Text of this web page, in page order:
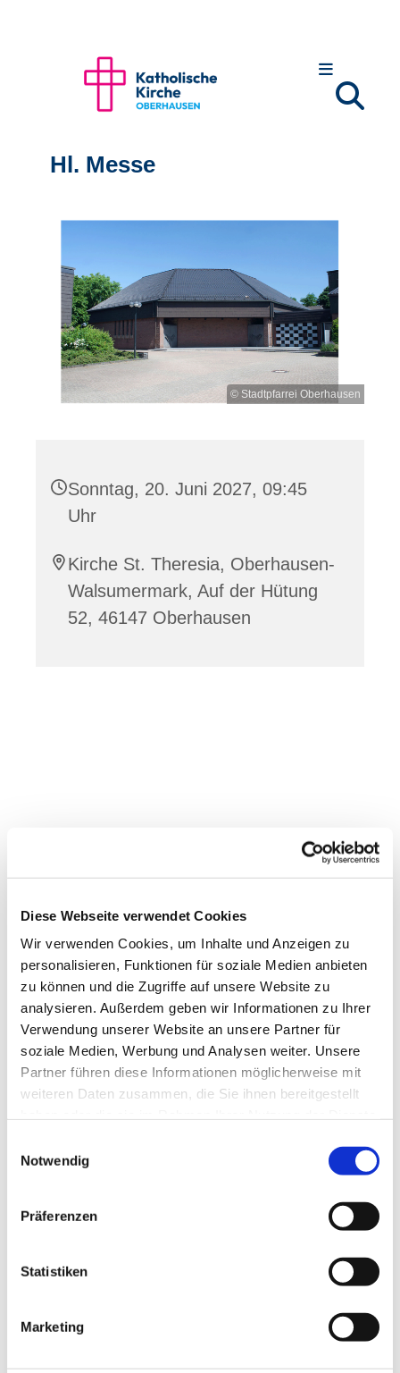
Diese Webseite verwendet Cookies
Wir verwenden Cookies, um Inhalte und Anzeigen zu
personalisieren, Funktionen für soziale Medien anbieten
zu können und die Zugriffe auf unsere Website zu
analysieren. Außerdem geben wir Informationen zu Ihrer
Verwendung unserer Website an unsere Partner für
soziale Medien, Werbung und Analysen weiter. Unsere
Partner führen diese Informationen möglicherweise mit
weiteren Daten zusammen, die Sie ihnen bereitgestellt
Notwendig
Präferenzen
Statistiken
Marketing
Hl. Messe
© Stadtpfarrei Oberhausen
Sonntag, 20. Juni 2027, 09:45
Uhr
Kirche St. Theresia, Oberhausen-
Walsumermark, Auf der Hütung
52, 46147 Oberhausen
Dies könnte Sie auch
interessieren